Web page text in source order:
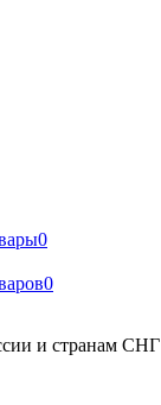
0
0
и странам СНГ